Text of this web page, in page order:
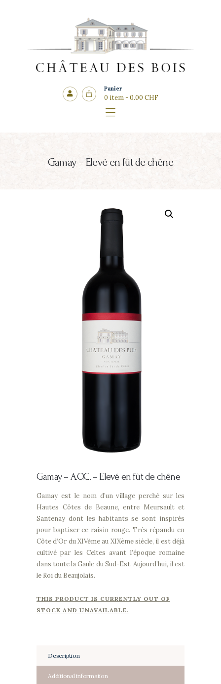
Panier
0 item-0.00 CHF
Gamay – Elevé en fût de chêne
CHÂTEAU DES BOIS
Gamay – A.O.C. – Elevé en fût de chêne
Gamay est le nom d’un village perché sur les
Hautes Côtes de Beaune, entre Meursault et
Santenay dont les habitants se sont inspirés
pour baptiser ce raisin rouge. Très répandu en
Côte d’Or du XIVème au XIXème siècle, il est déjà
cultivé par les Celtes avant l’époque romaine
dans toute la Gaule du Sud-Est. Aujourd’hui, il est
le Roi du Beaujolais.
THIS PRODUCT IS CURRENTLY OUT OF
STOCK AND UNAVAILABLE.
Description
Additional information